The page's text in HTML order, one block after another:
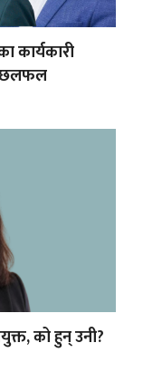
कार्यकारी
छलफल
को हुन् उनी?